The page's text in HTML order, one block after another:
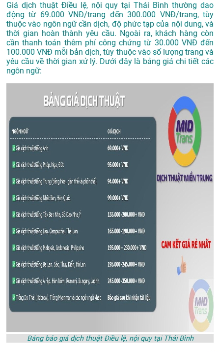
Giá dịch thuật Điều lệ, nội quy tại Thái Bình thường dao
động từ 69.000 VNĐ/trang đến 300.000 VNĐ/trang, tùy
thuộc vào ngôn ngữ cần dịch, độ phức tạp của nội dung, và
thời gian hoàn thành yêu cầu. Ngoài ra, khách hàng còn
cần thanh toán thêm phí công chứng từ 30.000 VNĐ đến
100.000 VNĐ mỗi bản dịch, tùy thuộc vào số lượng trang và
yêu cầu về thời gian xử lý. Dưới đây là bảng giá chi tiết các
ngôn ngữ:
Bảng báo giá dịch thuật Điều lệ, nội quy tại Thái Bình